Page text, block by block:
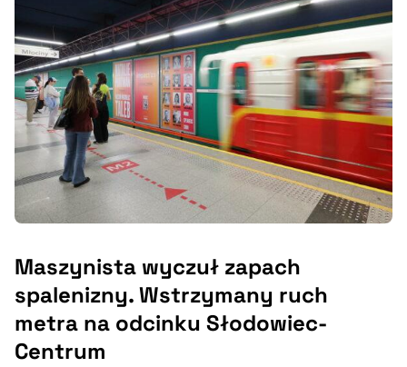
Maszynista wyczuł zapach
spalenizny. Wstrzymany ruch
metra na odcinku Słodowiec-
Centrum